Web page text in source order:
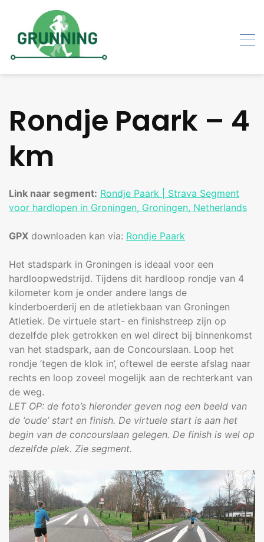
content
Rondje Paark – 4
km
Link naar segment: Rondje Paark | Strava Segment
voor hardlopen in Groningen, Groningen, Netherlands
GPX downloaden kan via: Rondje Paark
Het stadspark in Groningen is ideaal voor een
hardloopwedstrijd. Tijdens dit hardloop rondje van 4
kilometer kom je onder andere langs de
kinderboerderij en de atletiekbaan van Groningen
Atletiek. De virtuele start- en finishstreep zijn op
dezelfde plek getrokken en wel direct bij binnenkomst
van het stadspark, aan de Concourslaan. Loop het
rondje ’tegen de klok in’, oftewel de eerste afslag naar
rechts en loop zoveel mogelijk aan de rechterkant van
de weg.
LET OP: de foto’s hieronder geven nog een beeld van
de ‘oude’ start en finish. De virtuele start is aan het
begin van de concourslaan gelegen. De finish is wel op
dezelfde plek. Zie segment.